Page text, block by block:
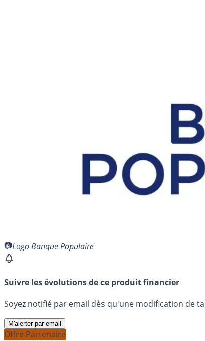
Logo Banque Populaire
Suivre les évolutions de ce produit financier
Soyez notifié par email dès qu'une modification de
M'alerter par email
Offre Partenaire